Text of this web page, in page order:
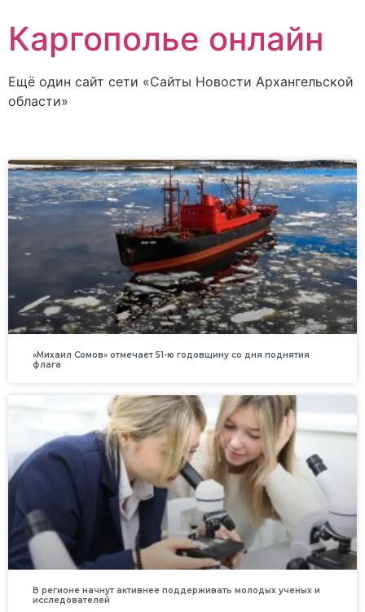
Каргополье онлайн
Ещё один сайт сети «Сайты Новости Архангельской
области»
«Михаил Сомов» отмечает 51-ю годовщину со дня поднятия
флага
В регионе начнут активнее поддерживать молодых ученых и
исследователей